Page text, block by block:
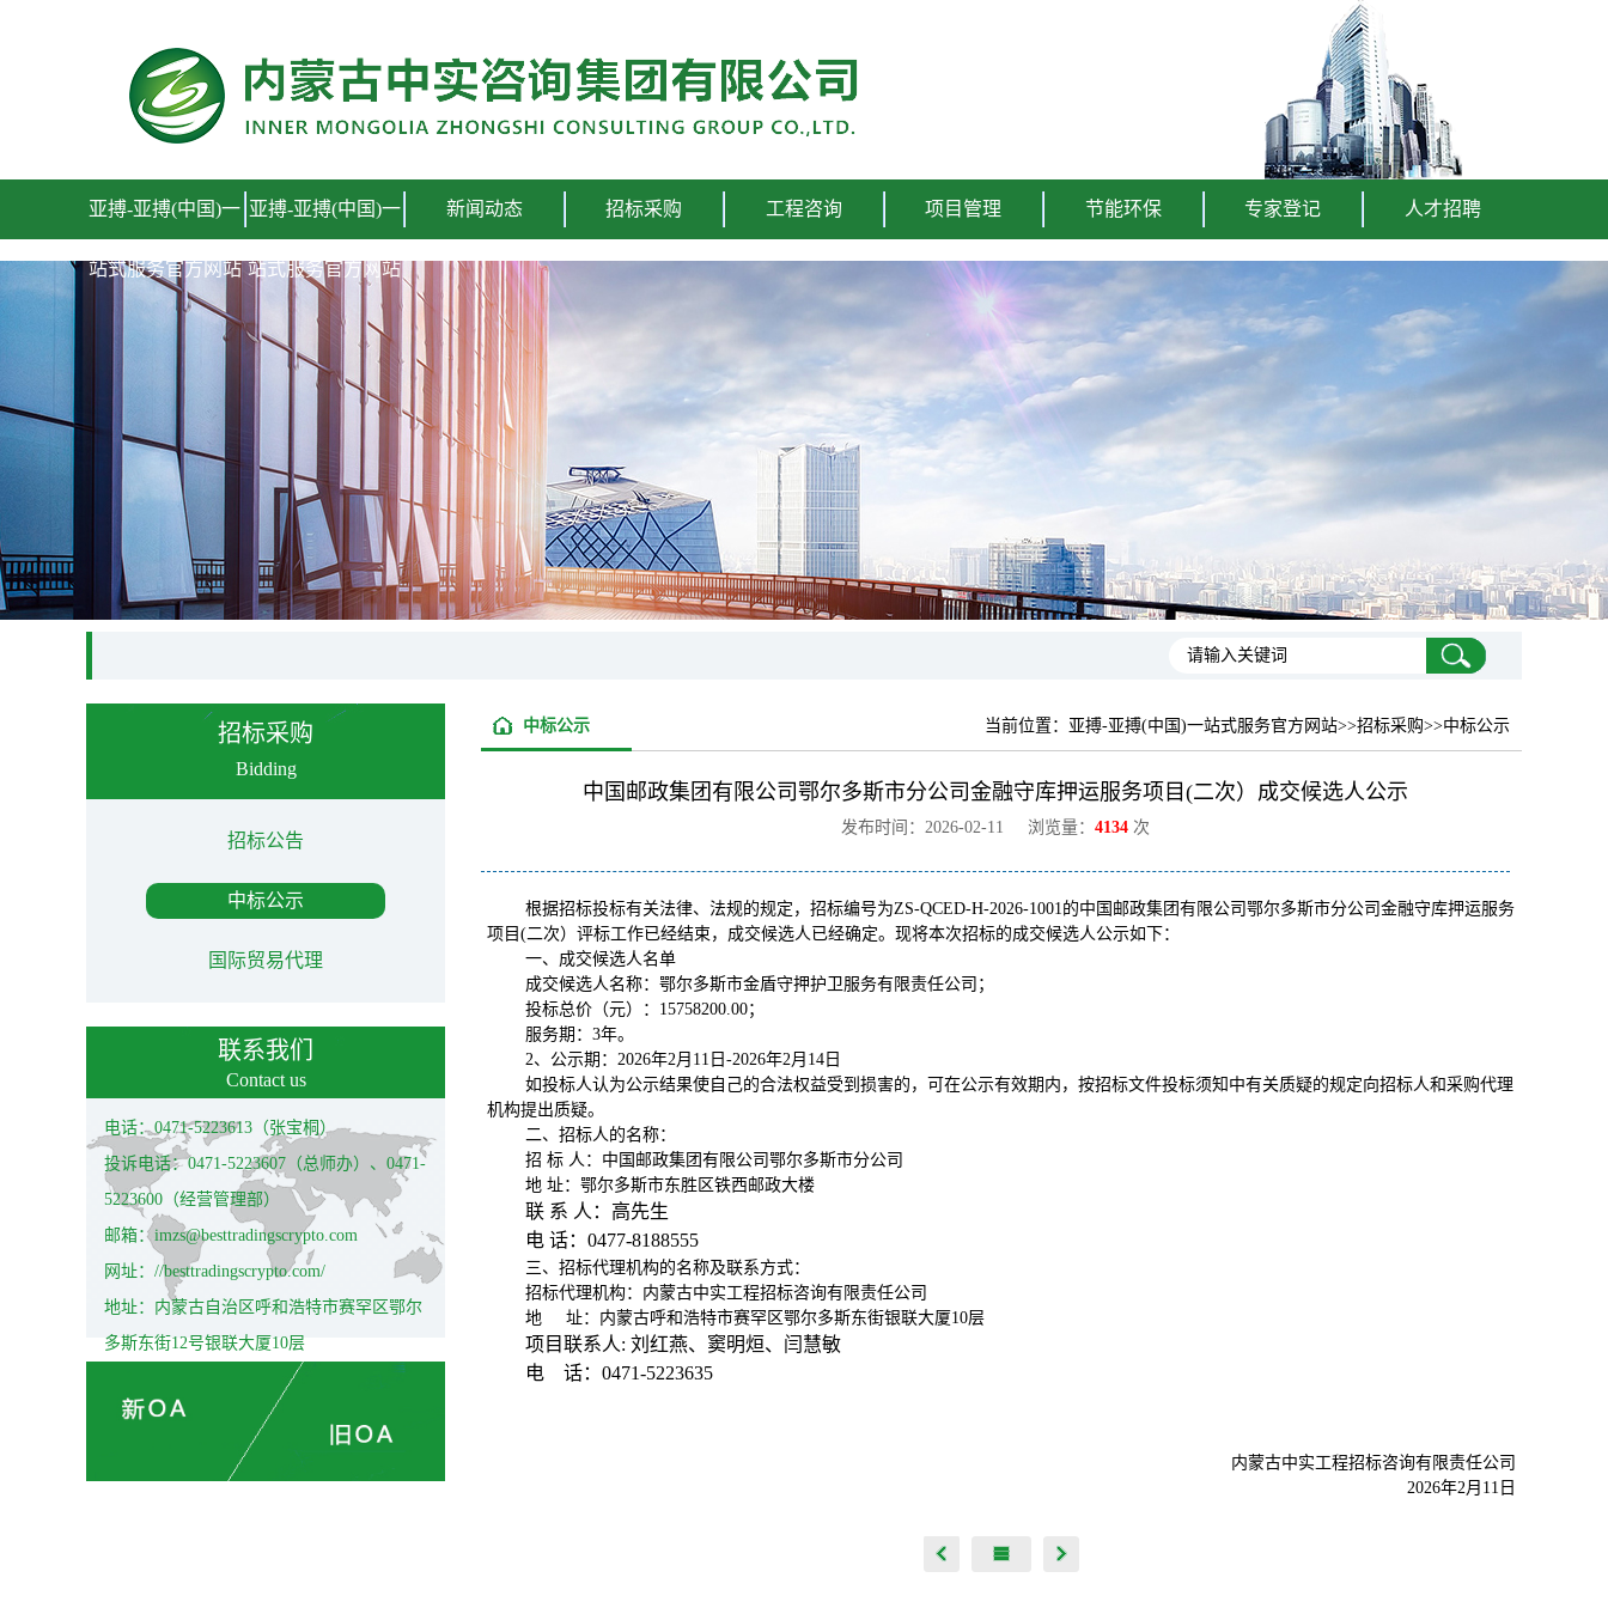
亚搏-亚搏(中国)一
站式服务官方网站
亚搏-亚搏(中国)一
站式服务官方网站
新闻动态 招标采购 工程咨询 项目管理 节能环保 专家登记 人才招聘
招标采购
Bidding
招标公告
中标公示
国际贸易代理
联系我们
Contact us
电话：0471-5223613（张宝桐）
投诉电话：0471-5223607（总师办）、0471-
5223600（经营管理部）
邮箱：imzs@besttradingscrypto.com
网址：//besttradingscrypto.com/
地址：内蒙古自治区呼和浩特市赛罕区鄂尔
多斯东街12号银联大厦10层
当前位置： 亚搏-亚搏(中国)一站式服务官方网站>>招标采购>>中标公示
中标公示
中国邮政集团有限公司鄂尔多斯市分公司金融守库押运服务项目(二次）成交候选人公示
发布时间：2026-02-11 浏览量： 4134 次
根据招标投标有关法律、法规的规定，招标编号为ZS-QCED-H-2026-1001的中国邮政集团有限公司鄂尔多斯市分公司金融守库押运服务
项目(二次）评标工作已经结束，成交候选人已经确定。现将本次招标的成交候选人公示如下：
一、成交候选人名单
成交候选人名称：鄂尔多斯市金盾守押护卫服务有限责任公司；
投标总价（元）：15758200.00；
服务期：3年。
2、公示期：2026年2月11日-2026年2月14日
如投标人认为公示结果使自己的合法权益受到损害的，可在公示有效期内，按招标文件投标须知中有关质疑的规定向招标人和采购代理
机构提出质疑。
二、招标人的名称：
招 标 人：中国邮政集团有限公司鄂尔多斯市分公司
地 址：鄂尔多斯市东胜区铁西邮政大楼
联 系 人：高先生
电 话：0477-8188555
三、招标代理机构的名称及联系方式：
招标代理机构：内蒙古中实工程招标咨询有限责任公司
地 址：内蒙古呼和浩特市赛罕区鄂尔多斯东街银联大厦10层
项目联系人: 刘红燕、窦明烜、闫慧敏
电 话：0471-5223635
内蒙古中实工程招标咨询有限责任公司
2026年2月11日